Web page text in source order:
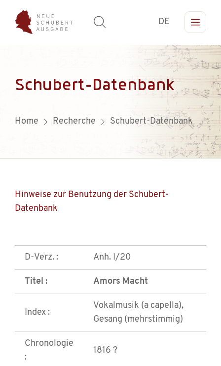
DE
Schubert-Datenbank
Home Recherche Schubert-Datenbank
Hinweise zur Benutzung der Schubert-
Datenbank
D-Verz. : Anh. I/20
Titel : Amors Macht
Index :
Vokalmusik (a capella),
Gesang (mehrstimmig)
Chronologie
:
1816 ?